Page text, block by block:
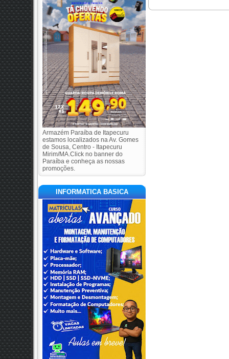
Armazém Paraíba de Itapecuru
estamos localizados na Av. Gomes
de Sousa, Centro - Itapecuru
Mirim/MA.Click no banner do
Paraíba e conheça as nossas
promoções.
INFORMATICA BASICA